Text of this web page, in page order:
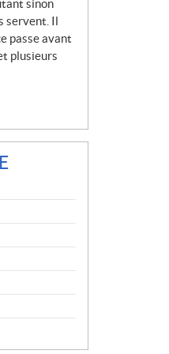
sinon
servent. Il
passe avant
plusieurs